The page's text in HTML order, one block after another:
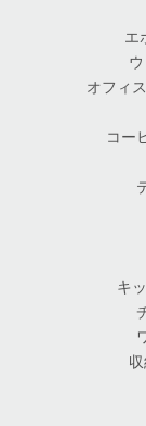
エ
オフィ
コー
キ